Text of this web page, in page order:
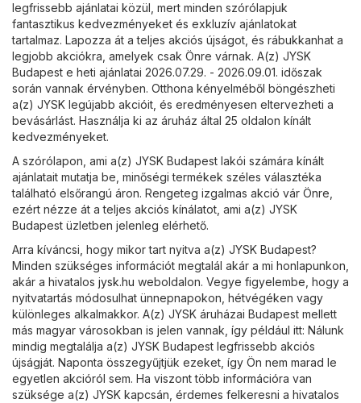
legfrissebb ajánlatai közül, mert minden szórólapjuk
fantasztikus kedvezményeket és exkluzív ajánlatokat
tartalmaz. Lapozza át a teljes akciós újságot, és rábukkanhat a
legjobb akciókra, amelyek csak Önre várnak. A(z) JYSK
Budapest e heti ajánlatai 2026.07.29. - 2026.09.01. időszak
során vannak érvényben. Otthona kényelméből böngészheti
a(z) JYSK legújabb akcióit, és eredményesen eltervezheti a
bevásárlást. Használja ki az áruház által 25 oldalon kínált
kedvezményeket.
A szórólapon, ami a(z) JYSK Budapest lakói számára kínált
ajánlatait mutatja be, minőségi termékek széles választéka
található elsőrangú áron. Rengeteg izgalmas akció vár Önre,
ezért nézze át a teljes akciós kínálatot, ami a(z) JYSK
Budapest üzletben jelenleg elérhető.
Arra kíváncsi, hogy mikor tart nyitva a(z) JYSK Budapest?
Minden szükséges információt megtalál akár a mi honlapunkon,
akár a hivatalos jysk.hu weboldalon. Vegye figyelembe, hogy a
nyitvatartás módosulhat ünnepnapokon, hétvégéken vagy
különleges alkalmakkor. A(z) JYSK áruházai Budapest mellett
más magyar városokban is jelen vannak, így például itt: Nálunk
mindig megtalálja a(z) JYSK Budapest legfrissebb akciós
újságját. Naponta összegyűjtjük ezeket, így Ön nem marad le
egyetlen akcióról sem. Ha viszont több információra van
szüksége a(z) JYSK kapcsán, érdemes felkeresni a hivatalos